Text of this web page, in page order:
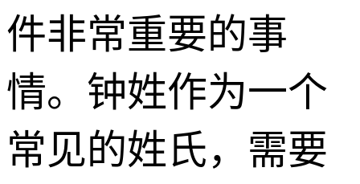
件非常重要的事
情。钟姓作为一个
常见的姓氏，需要